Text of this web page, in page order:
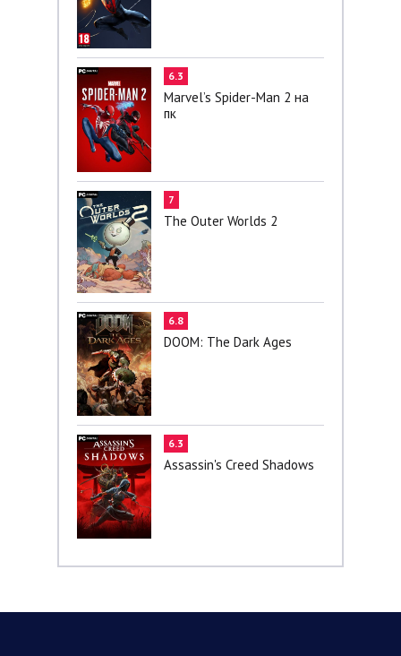
6.3
Marvel’s Spider-Man 2 на
пк
7
The Outer Worlds 2
6.8
DOOM: The Dark Ages
6.3
Assassin's Creed Shadows